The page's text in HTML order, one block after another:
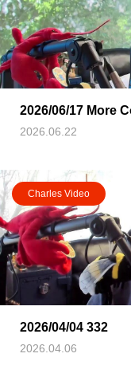
2026/06/17 More
2026.06.22
Charles Video
2026/04/04 332
2026.04.06